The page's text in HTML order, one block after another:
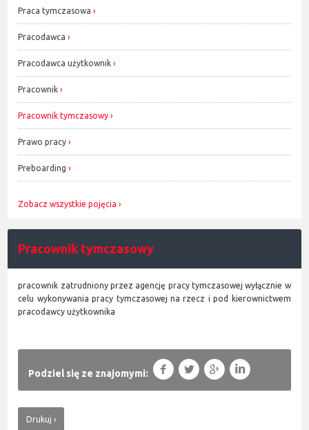
Praca tymczasowa
Pracodawca
Pracodawca użytkownik
Pracownik
Pracownik tymczasowy
Prawo pracy
Preboarding
Zobacz wszystkie pojęcia
Pracownik tymczasowy
pracownik zatrudniony przez agencję pracy tymczasowej wyłącznie w
celu wykonywania pracy tymczasowej na rzecz i pod kierownictwem
pracodawcy użytkownika
Podziel się ze znajomymi: f T g l
Drukuj